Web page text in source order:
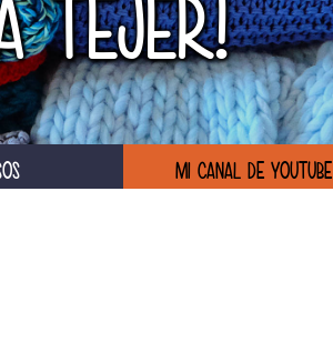
TEJER!
MI CANAL DE YOUTUBE